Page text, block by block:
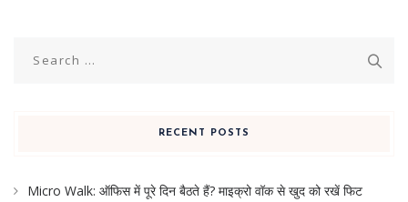
RECENT POSTS
Micro Walk: ऑफिस में पूरे दिन बैठते हैं? माइक्रो वॉक से खुद को रखें फिट